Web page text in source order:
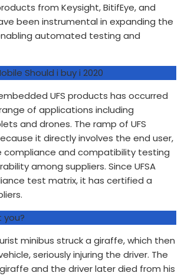
from Keysight, BitifEye, and
been instrumental in expanding the
automated testing and
Should i buy i 2020
UFS products has occurred
of applications including
and drones. The ramp of UFS
it directly involves the end user,
compliance and compatibility testing
among suppliers. Since UFSA
test matrix, it has certified a
you?
minibus struck a giraffe, which then
seriously injuring the driver. The
and the driver later died from his